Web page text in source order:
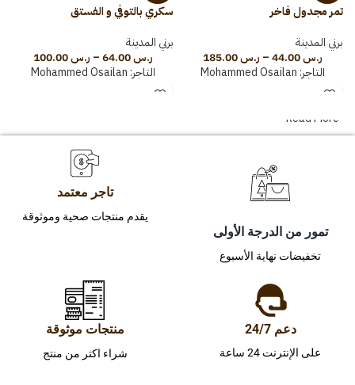
تمر مجدول فاخر
برني المدينة
ر.س44.00
– ر.س185.00
التاجر: Mohammed Osailan
سكري بالتوفي و الفستق
برني المدينة
ر.س64.00
– ر.س100.00
التاجر: Mohammed Osailan
Read More
تمور من الدرجة الأولى
تخفيضات نهاية الأسبوع
تاجر معتمد
يقدم منتجات صحية وموثوقة
دعم 24/7
على الإنترنت 24 ساعة
منتجات موثوقة
شراء اكتر من منتج